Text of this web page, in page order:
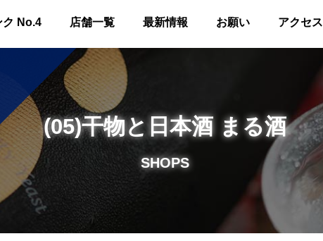
ク No.4 店舗一覧 最新情報 お願い アクセス
(05)干物と日本酒 まる酒
SHOPS